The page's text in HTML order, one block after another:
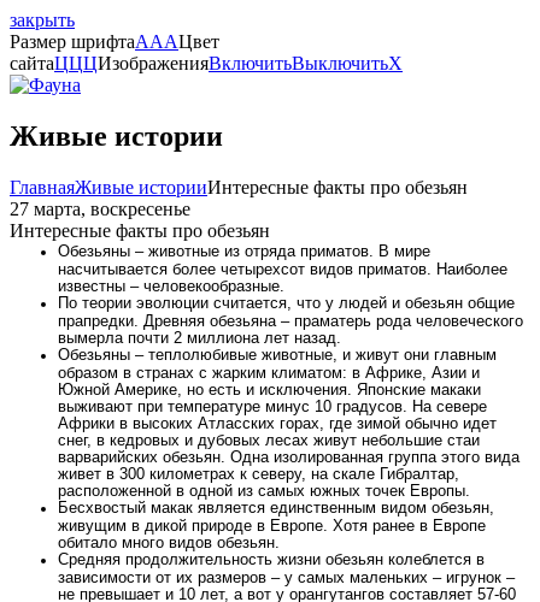
закрыть
Размер шрифтаAAAЦвет
сайтаЦЦЦИзображенияВключитьВыключитьX
Живые истории
ГлавнаяЖивые историиИнтересные факты про обезьян
27 марта, воскресенье
Интересные факты про обезьян
Обезьяны – животные из отряда приматов. В мире
насчитывается более четырехсот видов приматов. Наиболее
известны – человекообразные.
По теории эволюции считается, что у людей и обезьян общие
прапредки. Древняя обезьяна – праматерь рода человеческого
вымерла почти 2 миллиона лет назад.
Обезьяны – теплолюбивые животные, и живут они главным
образом в странах с жарким климатом: в Африке, Азии и
Южной Америке, но есть и исключения. Японские макаки
выживают при температуре минус 10 градусов. На севере
Африки в высоких Атласских горах, где зимой обычно идет
снег, в кедровых и дубовых лесах живут небольшие стаи
варварийских обезьян. Одна изолированная группа этого вида
живет в 300 километрах к северу, на скале Гибралтар,
расположенной в одной из самых южных точек Европы.
Бесхвостый макак является единственным видом обезьян,
живущим в дикой природе в Европе. Хотя ранее в Европе
обитало много видов обезьян.
Средняя продолжительность жизни обезьян колеблется в
зависимости от их размеров – у самых маленьких – игрунок –
не превышает и 10 лет, а вот у орангутангов составляет 57-60